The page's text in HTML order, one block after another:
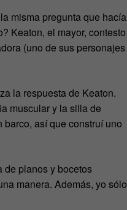
misma pregunta que hacía
Keaton, el mayor, contesto
(uno de sus personajes
la respuesta de Keaton.
muscular y la silla de
así que construí uno
de planos y bocetos
manera. Además, yo sólo